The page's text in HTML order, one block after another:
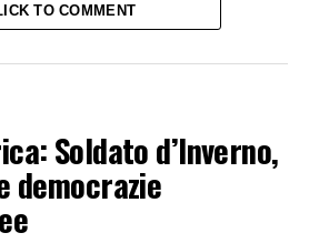
TO COMMENT
Soldato d’Inverno,
democrazie